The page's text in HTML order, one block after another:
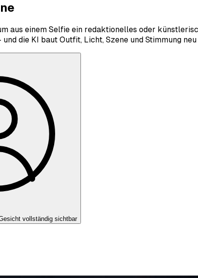
aus einem Selfie ein redaktionelles oder
die KI baut Outfit, Licht, Szene und Stimmung
vollständig sichtbar